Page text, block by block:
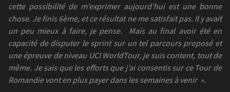
cette possibilité de m’exprimer aujourd’hui est une bonne
chose. Je finis 6ème, et ce résultat ne me satisfait pas. Il y avait
un peu mieux à faire, je pense.
Mais au final avoir été en
capacité de disputer le sprint sur un tel parcours proposé et
une épreuve de niveau UCI WorldTour, je suis content, tout de
même. Je sais que les efforts que j’ai consentis sur ce Tour de
Romandie vont en plus payer dans les semaines à venir ».